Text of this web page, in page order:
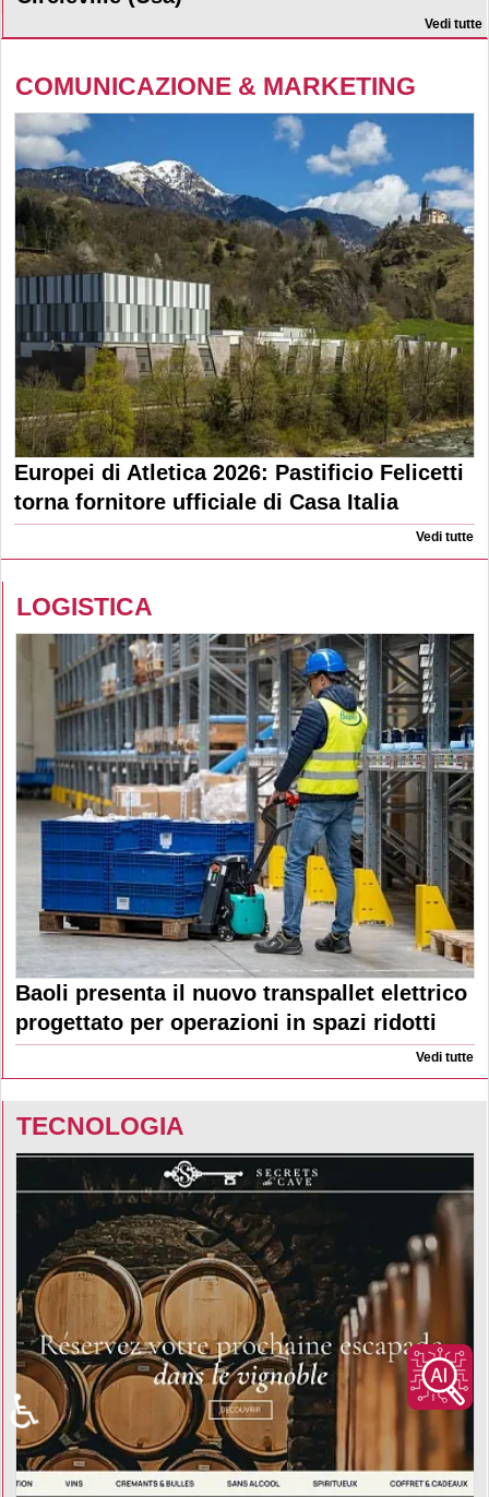
Vedi tutte
COMUNICAZIONE & MARKETING
Europei di Atletica 2026: Pastificio Felicetti
torna fornitore ufficiale di Casa Italia
Vedi tutte
LOGISTICA
Baoli presenta il nuovo transpallet elettrico
progettato per operazioni in spazi ridotti
Vedi tutte
TECNOLOGIA